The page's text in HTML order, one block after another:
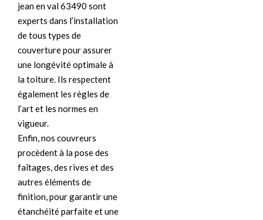
jean en val 63490 sont
experts dans l’installation
de tous types de
couverture pour assurer
une longévité optimale à
la toiture. Ils respectent
également les règles de
l’art et les normes en
vigueur.
Enfin, nos couvreurs
procèdent à la pose des
faîtages, des rives et des
autres éléments de
finition, pour garantir une
étanchéité parfaite et une